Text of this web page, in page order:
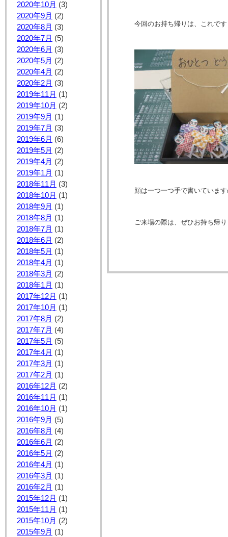
2020年10月 (3)
2020年9月 (2)
2020年8月 (3)
2020年7月 (5)
2020年6月 (3)
2020年5月 (2)
2020年4月 (2)
2020年2月 (3)
2019年11月 (1)
2019年10月 (2)
2019年9月 (1)
2019年7月 (3)
2019年6月 (6)
2019年5月 (2)
2019年4月 (2)
2019年1月 (1)
2018年11月 (3)
2018年10月 (1)
2018年9月 (1)
2018年8月 (1)
2018年7月 (1)
2018年6月 (2)
2018年5月 (1)
2018年4月 (1)
2018年3月 (2)
2018年1月 (1)
2017年12月 (1)
2017年10月 (1)
2017年8月 (2)
2017年7月 (4)
2017年5月 (5)
2017年4月 (1)
2017年3月 (1)
2017年2月 (1)
2016年12月 (2)
2016年11月 (1)
2016年10月 (1)
2016年9月 (5)
2016年8月 (4)
2016年6月 (2)
2016年5月 (2)
2016年4月 (1)
2016年3月 (1)
2016年2月 (1)
2015年12月 (1)
2015年11月 (1)
2015年10月 (2)
2015年9月 (1)
今回のお持ち帰りは、これで
顔は一つ一つ手で書いていま
ご来場の際は、ぜひお持ち帰